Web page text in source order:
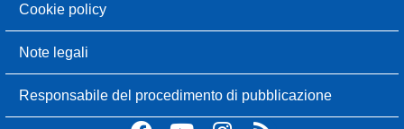
Cookie policy
Note legali
Responsabile del procedimento di pubblicazione